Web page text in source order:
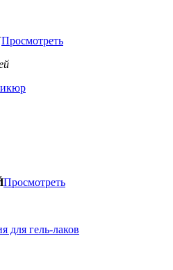
Просмотреть
Просмотреть
для гель-лаков